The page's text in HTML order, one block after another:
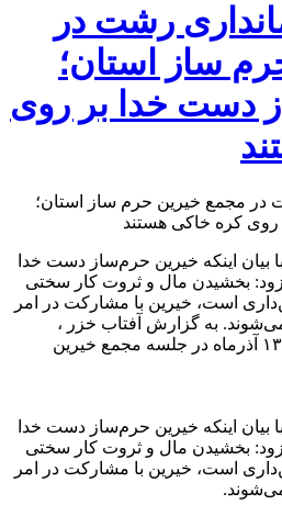
رشت در
ساز استان؛
دست خدا بر روی
اینکه خیرین حرم‌ساز دست خدا
بخشیدن مال و ثروت کار سختی
است، خیرین با مشارکت در امر
به گزارش آفتاب خزر ،
اینکه خیرین حرم‌ساز دست خدا
بخشیدن مال و ثروت کار سختی
است، خیرین با مشارکت در امر